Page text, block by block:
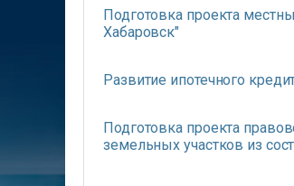
Подготовка проекта
Хабаровск"
Развитие ипотечного
Подготовка проекта
земельных участков из